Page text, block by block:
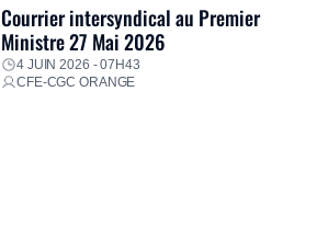
Courrier intersyndical au Premier
Ministre 27 Mai 2026
4 JUIN 2026 - 07H43
CFE-CGC ORANGE